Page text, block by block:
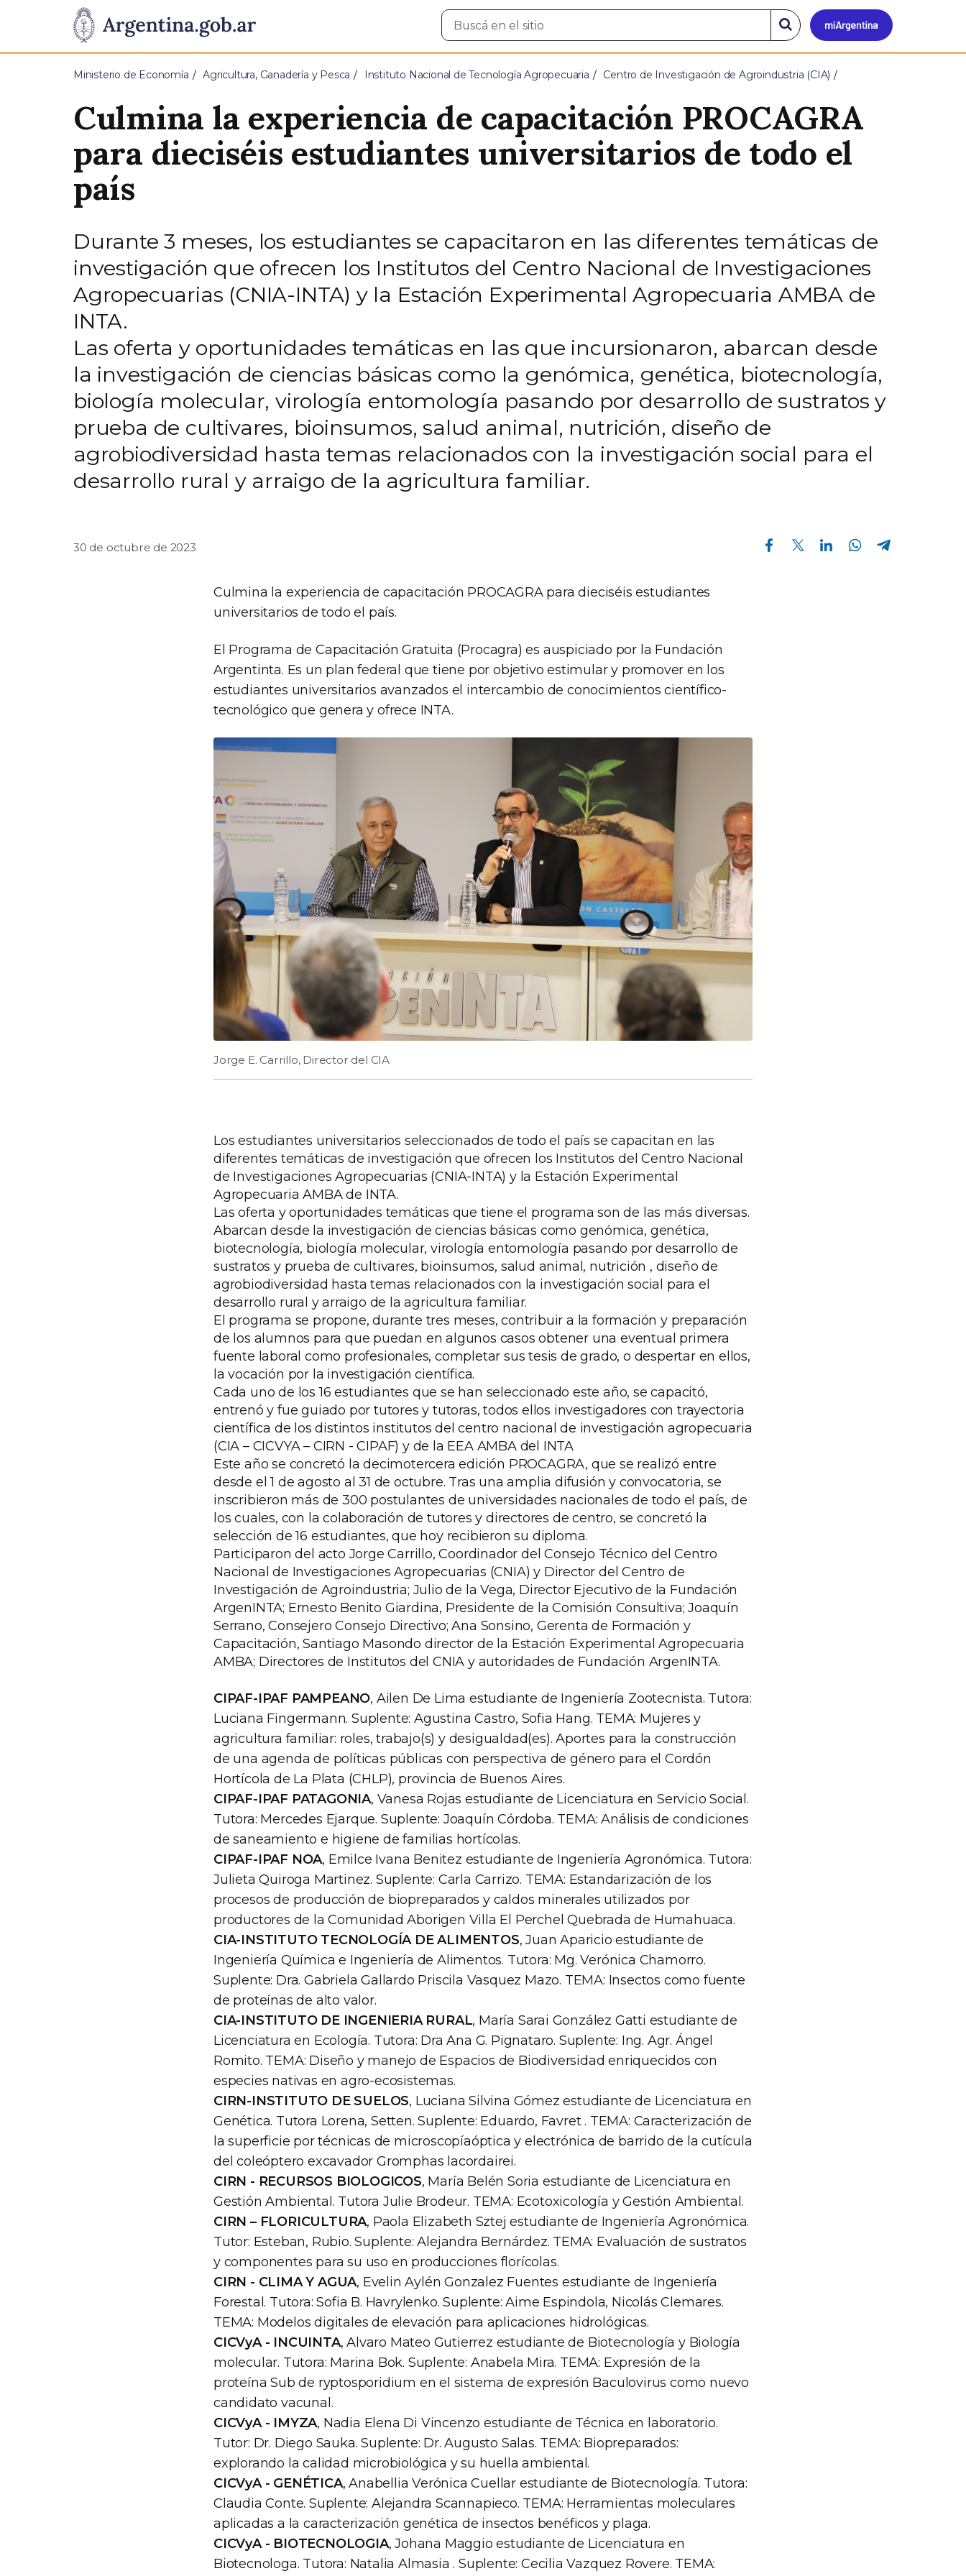
Presidencia
de
Pasar al contenido principal
Mi
Buscar
en
Buscar
en
el
sitio
Ministerio de Economía Agricultura, Ganadería y Pesca Instituto Nacional de Tecnología Agropecuaria Centro de Investigación de Agroindustria (CIA)
Culmina la experiencia de capacitación PROCAGRA
para dieciséis estudiantes universitarios de todo el
país
Durante 3 meses, los estudiantes se capacitaron en las diferentes temáticas de
investigación que ofrecen los Institutos del Centro Nacional de Investigaciones
Agropecuarias (CNIA-INTA) y la Estación Experimental Agropecuaria AMBA de
INTA.
Las oferta y oportunidades temáticas en las que incursionaron, abarcan desde
la investigación de ciencias básicas como la genómica, genética, biotecnología,
biología molecular, virología entomología pasando por desarrollo de sustratos y
prueba de cultivares, bioinsumos, salud animal, nutrición, diseño de
agrobiodiversidad hasta temas relacionados con la investigación social para el
desarrollo rural y arraigo de la agricultura familiar.
30 de octubre de 2023
Compartir en Facebook Compartir en Twitter Compartir en Linkedin Compartir en Whatsapp
Culmina la experiencia de capacitación PROCAGRA para dieciséis estudiantes
universitarios de todo el país.
El Programa de Capacitación Gratuita (Procagra) es auspiciado por la Fundación
Argentinta. Es un plan federal que tiene por objetivo estimular y promover en los
estudiantes universitarios avanzados el intercambio de conocimientos científico-
tecnológico que genera y ofrece INTA.
Jorge E. Carrillo, Director del CIA
Los estudiantes universitarios seleccionados de todo el país se capacitan en las
diferentes temáticas de investigación que ofrecen los Institutos del Centro Nacional
de Investigaciones Agropecuarias (CNIA-INTA) y la Estación Experimental
Agropecuaria AMBA de INTA.
Las oferta y oportunidades temáticas que tiene el programa son de las más diversas.
Abarcan desde la investigación de ciencias básicas como genómica, genética,
biotecnología, biología molecular, virología entomología pasando por desarrollo de
sustratos y prueba de cultivares, bioinsumos, salud animal, nutrición , diseño de
agrobiodiversidad hasta temas relacionados con la investigación social para el
desarrollo rural y arraigo de la agricultura familiar.
El programa se propone, durante tres meses, contribuir a la formación y preparación
de los alumnos para que puedan en algunos casos obtener una eventual primera
fuente laboral como profesionales, completar sus tesis de grado, o despertar en ellos,
la vocación por la investigación científica.
Cada uno de los 16 estudiantes que se han seleccionado este año, se capacitó,
entrenó y fue guiado por tutores y tutoras, todos ellos investigadores con trayectoria
científica de los distintos institutos del centro nacional de investigación agropecuaria
(CIA – CICVYA – CIRN - CIPAF) y de la EEA AMBA del INTA
Este año se concretó la decimotercera edición PROCAGRA, que se realizó entre
desde el 1 de agosto al 31 de octubre. Tras una amplia difusión y convocatoria, se
inscribieron más de 300 postulantes de universidades nacionales de todo el país, de
los cuales, con la colaboración de tutores y directores de centro, se concretó la
selección de 16 estudiantes, que hoy recibieron su diploma.
Participaron del acto Jorge Carrillo, Coordinador del Consejo Técnico del Centro
Nacional de Investigaciones Agropecuarias (CNIA) y Director del Centro de
Investigación de Agroindustria; Julio de la Vega, Director Ejecutivo de la Fundación
ArgenINTA; Ernesto Benito Giardina, Presidente de la Comisión Consultiva; Joaquín
Serrano, Consejero Consejo Directivo; Ana Sonsino, Gerenta de Formación y
Capacitación, Santiago Masondo director de la Estación Experimental Agropecuaria
AMBA; Directores de Institutos del CNIA y autoridades de Fundación ArgenINTA.
CIPAF-IPAF PAMPEANO, Ailen De Lima estudiante de Ingeniería Zootecnista. Tutora:
Luciana Fingermann. Suplente: Agustina Castro, Sofia Hang. TEMA: Mujeres y
agricultura familiar: roles, trabajo(s) y desigualdad(es). Aportes para la construcción
de una agenda de políticas públicas con perspectiva de género para el Cordón
Hortícola de La Plata (CHLP), provincia de Buenos Aires.
CIPAF-IPAF PATAGONIA, Vanesa Rojas estudiante de Licenciatura en Servicio Social.
Tutora: Mercedes Ejarque. Suplente: Joaquín Córdoba. TEMA: Análisis de condiciones
de saneamiento e higiene de familias hortícolas.
CIPAF-IPAF NOA, Emilce Ivana Benitez estudiante de Ingeniería Agronómica. Tutora:
Julieta Quiroga Martinez. Suplente: Carla Carrizo. TEMA: Estandarización de los
procesos de producción de biopreparados y caldos minerales utilizados por
productores de la Comunidad Aborigen Villa El Perchel Quebrada de Humahuaca.
CIA-INSTITUTO TECNOLOGÍA DE ALIMENTOS, Juan Aparicio estudiante de
Ingeniería Química e Ingeniería de Alimentos. Tutora: Mg. Verónica Chamorro.
Suplente: Dra. Gabriela Gallardo Priscila Vasquez Mazo. TEMA: Insectos como fuente
de proteínas de alto valor.
CIA-INSTITUTO DE INGENIERIA RURAL, María Sarai González Gatti estudiante de
Licenciatura en Ecología. Tutora: Dra Ana G. Pignataro. Suplente: Ing. Agr. Ángel
Romito. TEMA: Diseño y manejo de Espacios de Biodiversidad enriquecidos con
especies nativas en agro-ecosistemas.
CIRN-INSTITUTO DE SUELOS, Luciana Silvina Gómez estudiante de Licenciatura en
Genética. Tutora Lorena, Setten. Suplente: Eduardo, Favret . TEMA: Caracterización de
la superficie por técnicas de microscopíaóptica y electrónica de barrido de la cutícula
del coleóptero excavador Gromphas lacordairei.
CIRN - RECURSOS BIOLOGICOS, María Belén Soria estudiante de Licenciatura en
Gestión Ambiental. Tutora Julie Brodeur. TEMA: Ecotoxicología y Gestión Ambiental.
CIRN – FLORICULTURA, Paola Elizabeth Sztej estudiante de Ingeniería Agronómica.
Tutor: Esteban, Rubio. Suplente: Alejandra Bernárdez. TEMA: Evaluación de sustratos
y componentes para su uso en producciones florícolas.
CIRN - CLIMA Y AGUA, Evelin Aylén Gonzalez Fuentes estudiante de Ingeniería
Forestal. Tutora: Sofia B. Havrylenko. Suplente: Aime Espindola, Nicolás Clemares.
TEMA: Modelos digitales de elevación para aplicaciones hidrológicas.
CICVyA - INCUINTA, Alvaro Mateo Gutierrez estudiante de Biotecnología y Biología
molecular. Tutora: Marina Bok. Suplente: Anabela Mira. TEMA: Expresión de la
proteína Sub de ryptosporidium en el sistema de expresión Baculovirus como nuevo
candidato vacunal.
CICVyA - IMYZA, Nadia Elena Di Vincenzo estudiante de Técnica en laboratorio.
Tutor: Dr. Diego Sauka. Suplente: Dr. Augusto Salas. TEMA: Biopreparados:
explorando la calidad microbiológica y su huella ambiental.
CICVyA - GENÉTICA, Anabellia Verónica Cuellar estudiante de Biotecnología. Tutora:
Claudia Conte. Suplente: Alejandra Scannapieco. TEMA: Herramientas moleculares
aplicadas a la caracterización genética de insectos benéficos y plaga.
CICVyA - BIOTECNOLOGIA, Johana Maggio estudiante de Licenciatura en
Biotecnologa. Tutora: Natalia Almasia . Suplente: Cecilia Vazquez Rovere. TEMA: